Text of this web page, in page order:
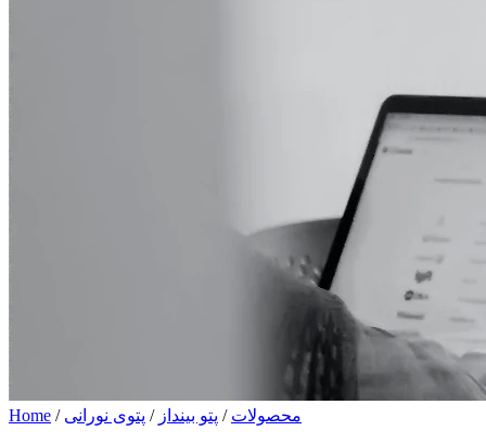
Home / محصولات / پتو بینداز / پتوی نورانی